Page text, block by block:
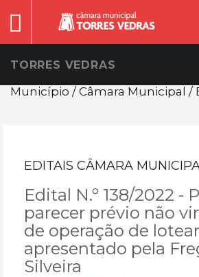
TORRES VEDRAS
Município / Câmara Municipal /
EDITAIS CÂMARA
Edital N.º 138/2022 -
parecer prévio não
de operação de
apresentado pela
Silveira